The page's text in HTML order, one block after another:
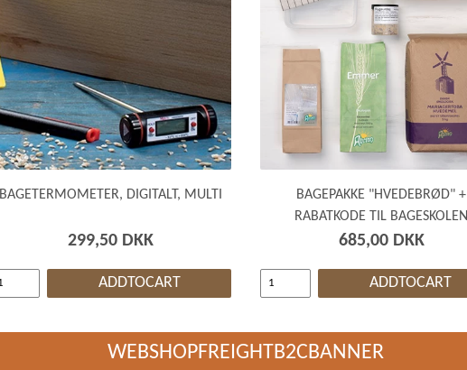
BAGETERMOMETER, DIGITALT, MULTI
299,50 DKK
ADDTOCART
BAGEPAKKE "HVEDEBRØD" +
RABATKODE TIL BAGESKOLEN
685,00 DKK
ADDTOCART
WEBSHOPFREIGHTB2CBANNER